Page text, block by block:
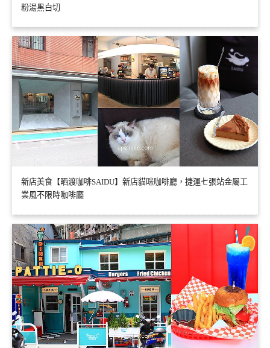
粉湯黑白切
新店美食【晒渡咖啡SAIDU】新店貓咪咖啡廳，捷運七張站金屬工
業風不限時咖啡廳